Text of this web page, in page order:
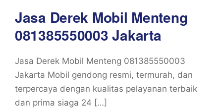
Jasa Derek Mobil Menteng
081385550003 Jakarta
Jasa Derek Mobil Menteng 081385550003
Jakarta Mobil gendong resmi, termurah, dan
terpercaya dengan kualitas pelayanan terbaik
dan prima siaga 24 […]